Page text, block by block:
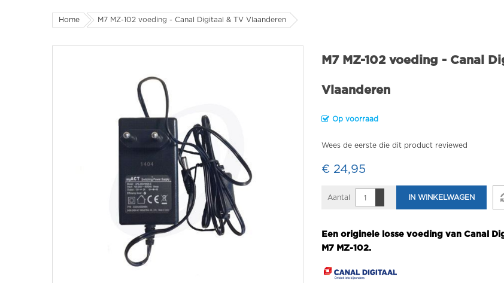
Home M7 MZ-102 voeding - Canal Digitaal & TV Vlaanderen
M7 MZ-102 voeding - Canal
Vlaanderen
Op voorraad
Wees de eerste die dit product reviewed
€ 24,95
Aantal IN WINKELWAGEN
Een originele losse voeding van Canal
M7 MZ-102.